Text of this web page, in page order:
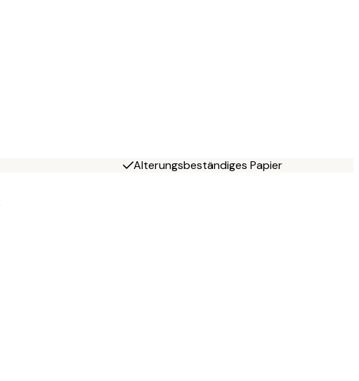
Alterungsbeständiges Papier